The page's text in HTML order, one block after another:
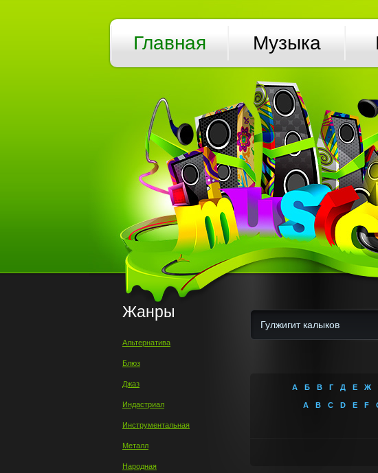
Главная Музыка
Жанры
Альтернатива
Блюз
Джаз
Индастриал
Инструментальная
Металл
Народная
А Б В Г Д Е Ж
A B C D E F